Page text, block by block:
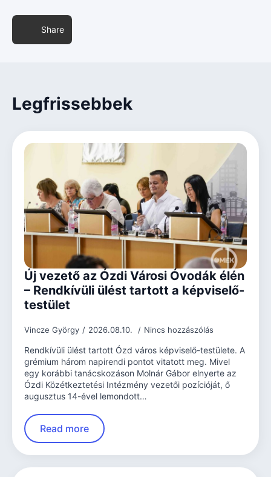
Share
Legfrissebbek
Új vezető az Ózdi Városi Óvodák élén
– Rendkívüli ülést tartott a képviselő-
testület
Vincze György 2026.08.10. Nincs hozzászólás
Rendkívüli ülést tartott Ózd város képviselő-testülete. A
grémium három napirendi pontot vitatott meg. Mivel
egy korábbi tanácskozáson Molnár Gábor elnyerte az
Ózdi Közétkeztetési Intézmény vezetői pozícióját, ő
augusztus 14-ével lemondott…
Read more